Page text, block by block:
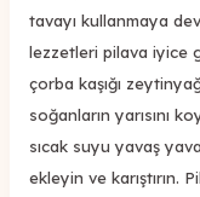
tavayı kullanmaya
lezzetleri pilava iyice
çorba kaşığı
soğanların yarısını
sıcak suyu yavaş
ekleyin ve karıştırın.